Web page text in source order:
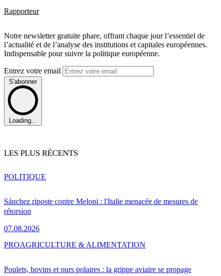
Rapporteur
Notre newsletter gratuite phare, offrant chaque jour l’essentiel de
l’actualité et de l’analyse des institutions et capitales européennes.
Indispensable pour suivre la politique européenne.
Entrez votre email
S'abonner
Loading...
LES PLUS RÉCENTS
Sánchez riposte contre Meloni : l'Italie menacée de mesures de
rétorsion
07.08.2026
POLITIQUE
Poulets, bovins et ours polaires : la grippe aviaire se propage
PROAGRICULTURE & ALIMENTATION